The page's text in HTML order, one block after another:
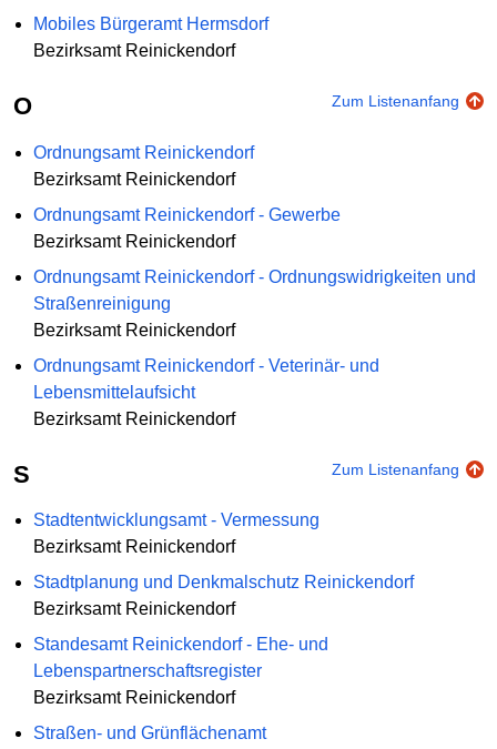
Mobiles Bürgeramt Hermsdorf
Bezirksamt Reinickendorf
O Zum Listenanfang
Ordnungsamt Reinickendorf
Bezirksamt Reinickendorf
Ordnungsamt Reinickendorf - Gewerbe
Bezirksamt Reinickendorf
Ordnungsamt Reinickendorf - Ordnungswidrigkeiten und
Straßenreinigung
Bezirksamt Reinickendorf
Ordnungsamt Reinickendorf - Veterinär- und
Lebensmittelaufsicht
Bezirksamt Reinickendorf
S Zum Listenanfang
Stadtentwicklungsamt - Vermessung
Bezirksamt Reinickendorf
Stadtplanung und Denkmalschutz Reinickendorf
Bezirksamt Reinickendorf
Standesamt Reinickendorf - Ehe- und
Lebenspartnerschaftsregister
Bezirksamt Reinickendorf
Straßen- und Grünflächenamt